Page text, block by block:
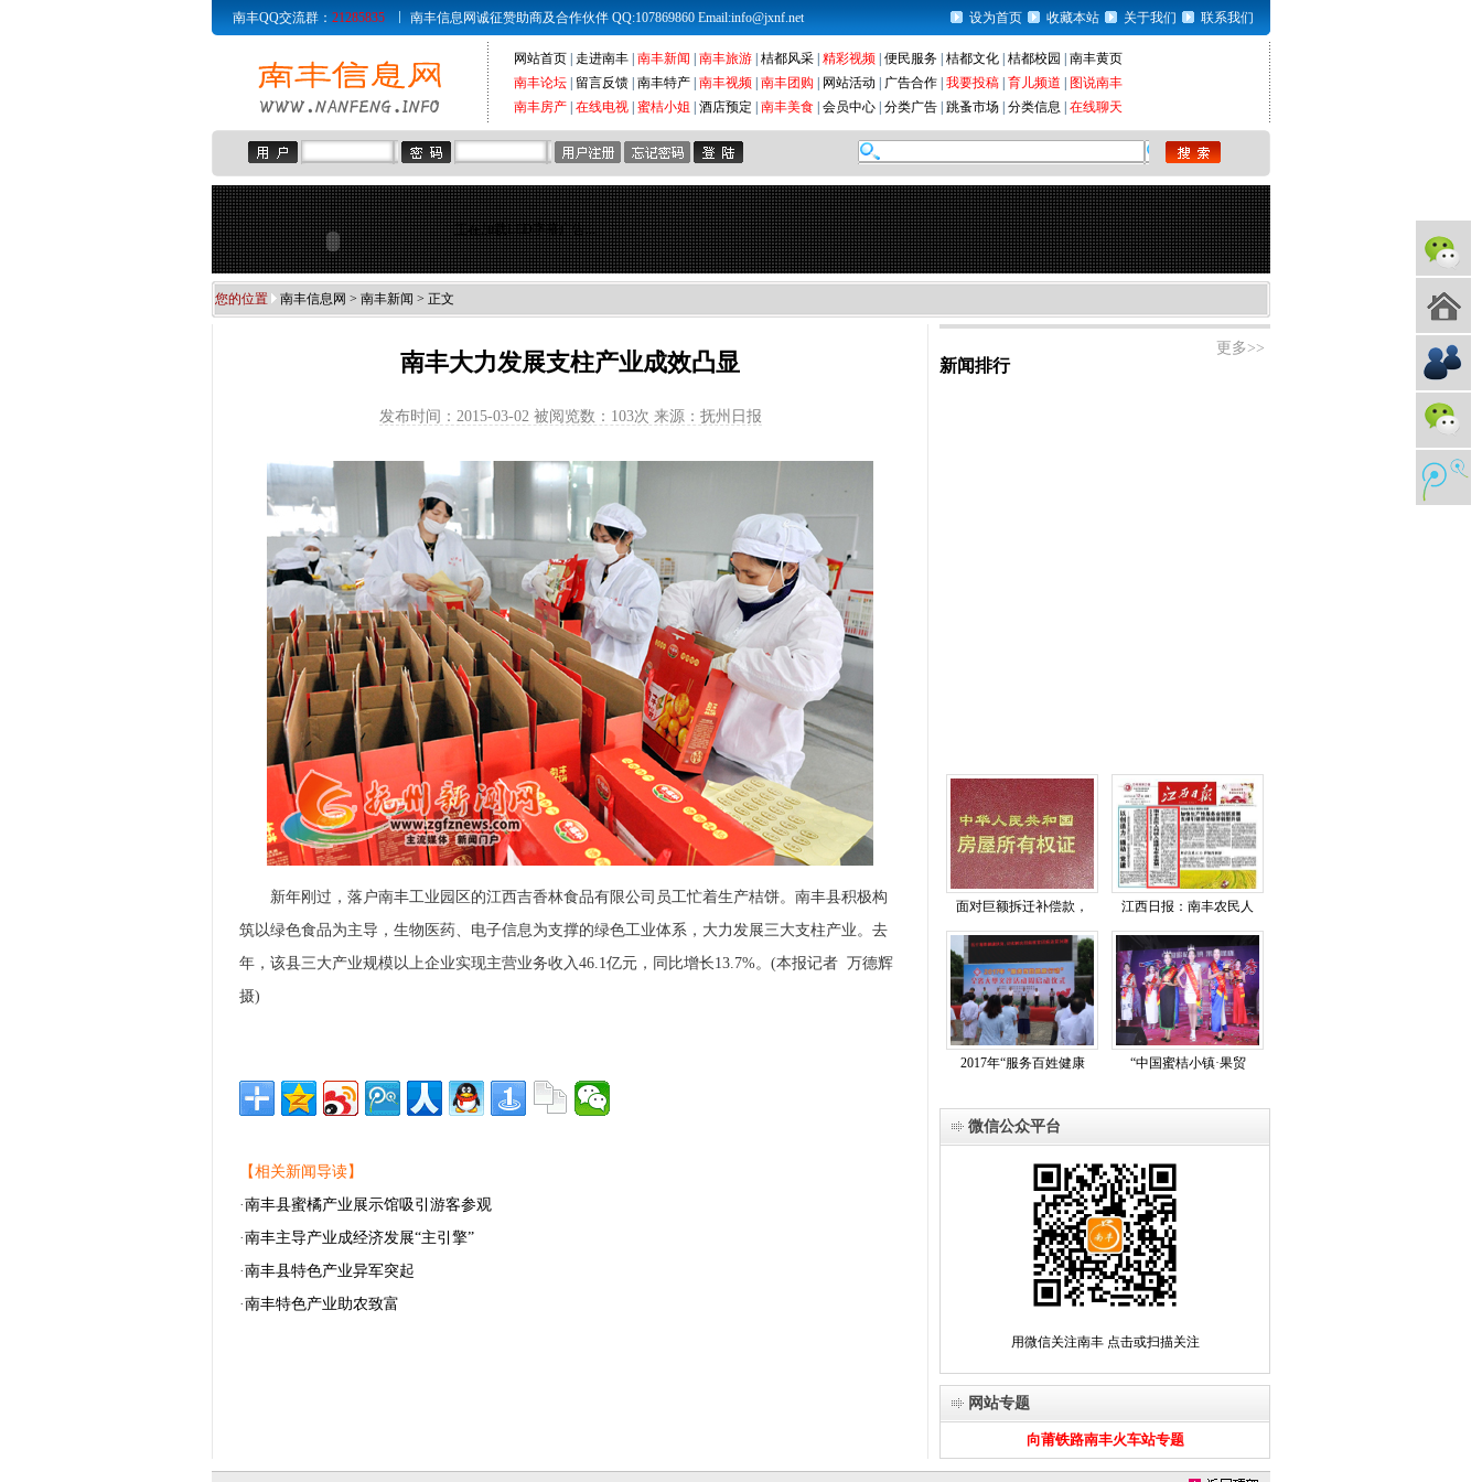
南丰QQ交流群： 21285835 南丰信息网诚征赞助商及合作伙伴 QQ:107869860 Email:info@jxnf.net 设为首页 收藏本站 关于我们 联系我们
网站首页 走进南丰 南丰新闻 南丰旅游 桔都风采 精彩视频 便民服务 桔都文化 桔都校园
南丰黄页
南丰论坛
留言反馈 南丰特产 南丰视频 南丰团购 网站活动 广告合作 我要投稿 育儿频道
图说南丰
南丰房产 在线电视 蜜桔小姐 酒店预定 南丰美食 会员中心 分类广告 跳蚤市场 分类信息 在线聊天
正在加载LED字幕广告...
您的位置 南丰信息网 > 南丰新闻 > 正文
南丰大力发展支柱产业成效凸显
发布时间：2015-03-02 被阅览数： 103次 来源：抚州日报
新年刚过，落户南丰工业园区的江西吉香林食品有限公司员工忙着生产桔饼。南丰县积极构
筑以绿色食品为主导，生物医药、电子信息为支撑的绿色工业体系，大力发展三大支柱产业。去
年，该县三大产业规模以上企业实现主营业务收入46.1亿元，同比增长13.7%。(本报记者 万德辉
摄)
【相关新闻导读】
·南丰县蜜橘产业展示馆吸引游客参观
·南丰主导产业成经济发展“主引擎”
·南丰县特色产业异军突起
·南丰特色产业助农致富
新闻排行
更多>>
面对巨额拆迁补偿款， 江西日报：南丰农民人
2017年“服务百姓健康 “中国蜜桔小镇·果贸
微信公众平台
用微信关注南丰 点击或扫描关注
网站专题
向莆铁路南丰火车站专题